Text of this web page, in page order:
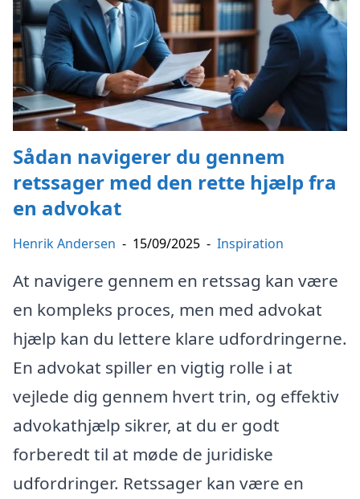
Sådan navigerer du gennem
retssager med den rette hjælp fra
en advokat
Henrik Andersen - 15/09/2025 - Inspiration
At navigere gennem en retssag kan være
en kompleks proces, men med advokat
hjælp kan du lettere klare udfordringerne.
En advokat spiller en vigtig rolle i at
vejlede dig gennem hvert trin, og effektiv
advokathjælp sikrer, at du er godt
forberedt til at møde de juridiske
udfordringer. Retssager kan være en